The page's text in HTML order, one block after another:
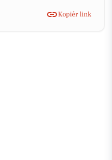
Kopiér link